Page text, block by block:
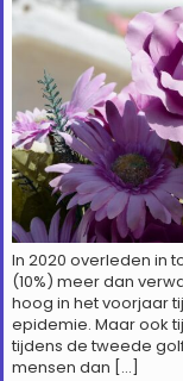
In 2020 overleden in
(10%) meer dan
hoog in het voorjaar
epidemie. Maar ook
tijdens de tweede
mensen dan […]